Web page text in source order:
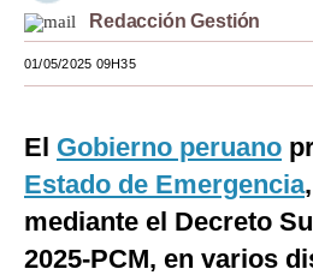
Estilos
Mundo
México
España
Internacional
Redacción Gestión
01/05/2025 09H35
El Gobierno peruano
Estado de Emergencia
mediante el Decreto
2025-PCM, en varios